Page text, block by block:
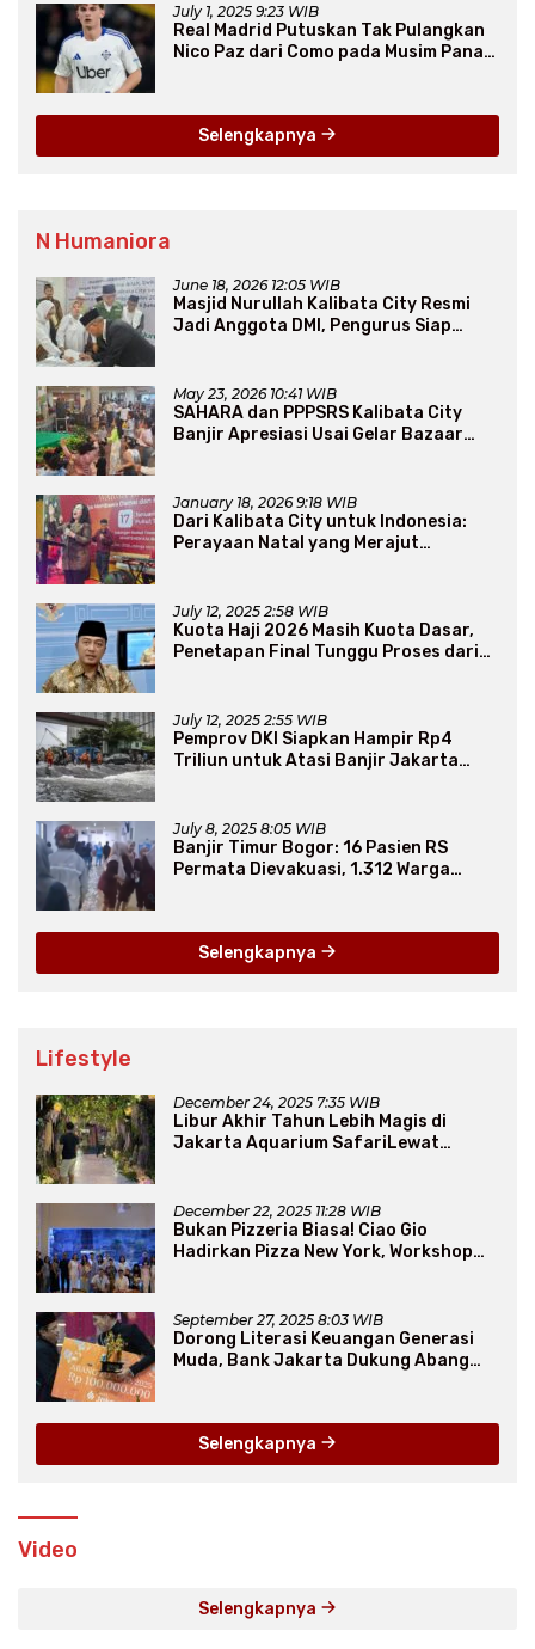
July 1, 2025 9:23 WIB
Real Madrid Putuskan Tak Pulangkan
Nico Paz dari Como pada Musim Panas
Selengkapnya
N Humaniora
June 18, 2026 12:05 WIB
Masjid Nurullah Kalibata City Resmi
Jadi Anggota DMI, Pengurus Siap
May 23, 2026 10:41 WIB
SAHARA dan PPPSRS Kalibata City
Banjir Apresiasi Usai Gelar Bazaar
January 18, 2026 9:18 WIB
Dari Kalibata City untuk Indonesia:
Perayaan Natal yang Merajut
July 12, 2025 2:58 WIB
Kuota Haji 2026 Masih Kuota Dasar,
Penetapan Final Tunggu Proses dari
July 12, 2025 2:55 WIB
Pemprov DKI Siapkan Hampir Rp4
Triliun untuk Atasi Banjir Jakarta
July 8, 2025 8:05 WIB
Banjir Timur Bogor: 16 Pasien RS
Permata Dievakuasi, 1.312 Warga
Selengkapnya
Lifestyle
December 24, 2025 7:35 WIB
Libur Akhir Tahun Lebih Magis di
Jakarta Aquarium SafariLewat
December 22, 2025 11:28 WIB
Bukan Pizzeria Biasa! Ciao Gio
Hadirkan Pizza New York, Workshop
September 27, 2025 8:03 WIB
Dorong Literasi Keuangan Generasi
Muda, Bank Jakarta Dukung Abang
Selengkapnya
Video
Selengkapnya